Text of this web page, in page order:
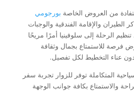
من العروض الخاصة بورجومي
الطيران والإقامة الفندقية والوجبات
الرحلة إلى سلوفينيا أمرًا مريحًا
فرصة للاستمتاع بجمال وثقافة
عناء التخطيط لكل تفصيل.
المتكاملة توفر للزوار تجربة سفر
والاستمتاع بكافة جوانب الوجهة